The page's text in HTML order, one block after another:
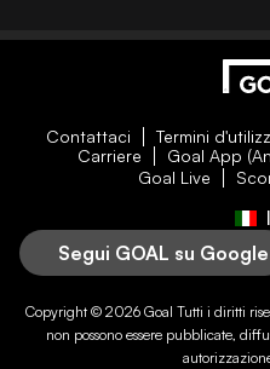
Contattaci Termini
Carriere
Goal App
Goal Live
Segui GOAL su Google
Copyright © 2026 Goal Tutti i diritti
non possono essere pubblicate,